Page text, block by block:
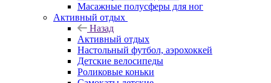
Масажные полусферы для ног
Активный отдых
Назад
Активный отдых
Настольный футбол, аэрохоккей
Детские велосипеды
Роликовые коньки